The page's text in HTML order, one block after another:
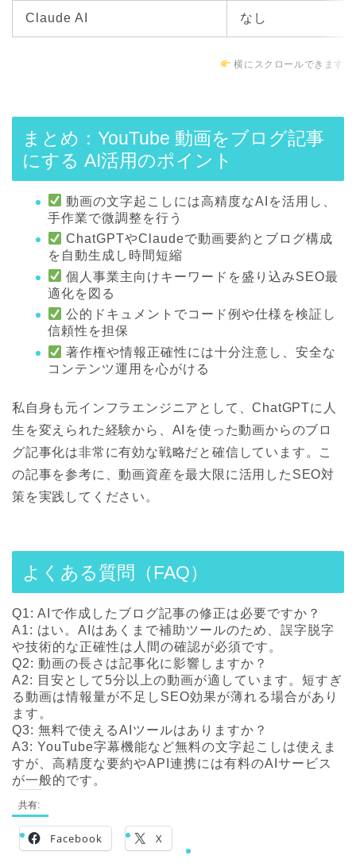
Claude AI なし
横にスクロールできます
まとめ：YouTube 動画をブログ記事
にする AI活用のポイント
動画の文字起こしには高精度なAIを活用し、
手作業で微調整を行う
ChatGPTやClaudeで動画要約とブログ構成
を自動生成し時間短縮
個人事業主向けキーワードを盛り込みSEO最
適化を図る
公的ドキュメントでコード例や仕様を検証し
信頼性を担保
著作権や情報正確性には十分注意し、安全な
コンテンツ運用を心がける
私自身も元インフラエンジニアとして、ChatGPTに人
生を変えられた経験から、AIを使った動画からのブロ
グ記事化は非常に有効な戦略だと確信しています。こ
の記事を参考に、動画資産を最大限に活用したSEO対
策を実践してください。
よくある質問（FAQ）
Q1: AIで作成したブログ記事の修正は必要ですか？
A1: はい。AIはあくまで補助ツールのため、誤字脱字
や技術的な正確性は人間の確認が必須です。
Q2: 動画の長さは記事化に影響しますか？
A2: 目安として5分以上の動画が適しています。短すぎ
る動画は情報量が不足しSEO効果が薄れる場合があり
ます。
Q3: 無料で使えるAIツールはありますか？
A3: YouTube字幕機能など無料の文字起こしは使えま
すが、高精度な要約やAPI連携には有料のAIサービス
が一般的です。
共有:
Facebook X